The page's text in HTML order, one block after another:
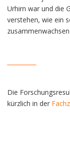
Urhirn war und die
verstehen, wie ein
Die
kürzlich in der